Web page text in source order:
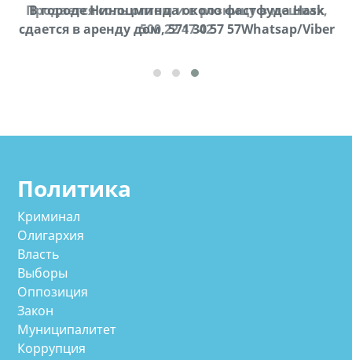
Продается соль оптом и в розницу в мешках,
500 22 47 42
В городе Ниноцминда около фастфуда Hask
cдается в аренду дом, 571 30 57 57Whatsap/Viber
Политика
Криминал
Олигархия
Власть
Выборы
Оппозиция
Закон
Муниципалитет
Коррупция